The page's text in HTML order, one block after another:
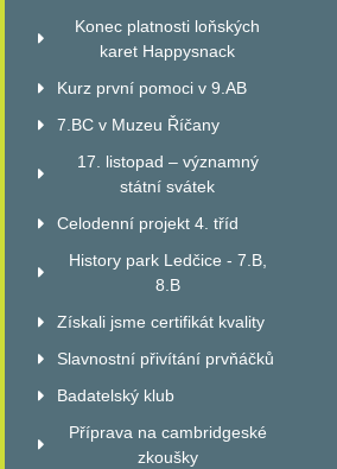
Konec platnosti loňských
karet Happysnack
Kurz první pomoci v 9.AB
7.BC v Muzeu Říčany
17. listopad – významný
státní svátek
Celodenní projekt 4. tříd
History park Ledčice - 7.B,
8.B
Získali jsme certifikát kvality
Slavnostní přivítání prvňáčků
Badatelský klub
Příprava na cambridgeské
zkoušky